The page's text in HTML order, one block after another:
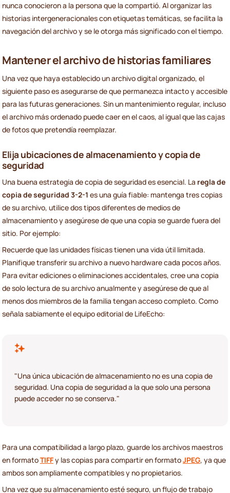
nunca conocieron a la persona que la compartió. Al organizar las
historias intergeneracionales con etiquetas temáticas, se facilita la
navegación del archivo y se le otorga más significado con el tiempo.
Mantener el archivo de historias familiares
Una vez que haya establecido un archivo digital organizado, el
siguiente paso es asegurarse de que permanezca intacto y accesible
para las futuras generaciones. Sin un mantenimiento regular, incluso
el archivo más ordenado puede caer en el caos, al igual que las cajas
de fotos que pretendía reemplazar.
Elija ubicaciones de almacenamiento y copia de
seguridad
Una buena estrategia de copia de seguridad es esencial. La regla de
copia de seguridad 3-2-1 es una guía fiable: mantenga tres copias
de su archivo, utilice dos tipos diferentes de medios de
almacenamiento y asegúrese de que una copia se guarde fuera del
sitio. Por ejemplo:
Recuerde que las unidades físicas tienen una vida útil limitada.
Planifique transferir su archivo a nuevo hardware cada pocos años.
Para evitar ediciones o eliminaciones accidentales, cree una copia
de solo lectura de su archivo anualmente y asegúrese de que al
menos dos miembros de la familia tengan acceso completo. Como
señala sabiamente el equipo editorial de LifeEcho:
"Una única ubicación de almacenamiento no es una copia de
seguridad. Una copia de seguridad a la que solo una persona
puede acceder no se conserva."
Para una compatibilidad a largo plazo, guarde los archivos maestros
en formatoTIFFy las copias para compartir en formatoJPEG, ya que
ambos son ampliamente compatibles y no propietarios.
Una vez que su almacenamiento esté seguro, un flujo de trabajo